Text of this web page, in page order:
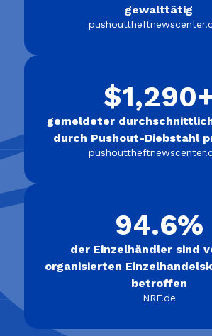
gewalttätig
gemeldeter
durch Pushout-Diebstahl
94.6%
der Einzelhändler sind
organisierten
betroffen
NRF.de